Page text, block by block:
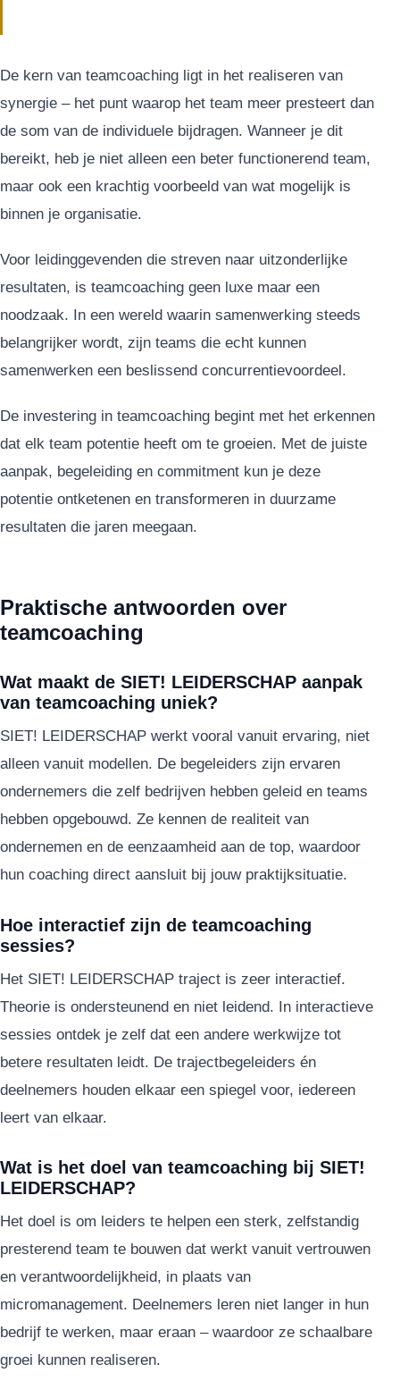
De kern van teamcoaching ligt in het realiseren van
synergie – het punt waarop het team meer presteert dan
de som van de individuele bijdragen. Wanneer je dit
bereikt, heb je niet alleen een beter functionerend team,
maar ook een krachtig voorbeeld van wat mogelijk is
binnen je organisatie.
Voor leidinggevenden die streven naar uitzonderlijke
resultaten, is teamcoaching geen luxe maar een
noodzaak. In een wereld waarin samenwerking steeds
belangrijker wordt, zijn teams die echt kunnen
samenwerken een beslissend concurrentievoordeel.
De investering in teamcoaching begint met het erkennen
dat elk team potentie heeft om te groeien. Met de juiste
aanpak, begeleiding en commitment kun je deze
potentie ontketenen en transformeren in duurzame
resultaten die jaren meegaan.
Praktische antwoorden over
teamcoaching
Wat maakt de SIET! LEIDERSCHAP aanpak
van teamcoaching uniek?
SIET! LEIDERSCHAP werkt vooral vanuit ervaring, niet
alleen vanuit modellen. De begeleiders zijn ervaren
ondernemers die zelf bedrijven hebben geleid en teams
hebben opgebouwd. Ze kennen de realiteit van
ondernemen en de eenzaamheid aan de top, waardoor
hun coaching direct aansluit bij jouw praktijksituatie.
Hoe interactief zijn de teamcoaching
sessies?
Het SIET! LEIDERSCHAP traject is zeer interactief.
Theorie is ondersteunend en niet leidend. In interactieve
sessies ontdek je zelf dat een andere werkwijze tot
betere resultaten leidt. De trajectbegeleiders én
deelnemers houden elkaar een spiegel voor, iedereen
leert van elkaar.
Wat is het doel van teamcoaching bij SIET!
LEIDERSCHAP?
Het doel is om leiders te helpen een sterk, zelfstandig
presterend team te bouwen dat werkt vanuit vertrouwen
en verantwoordelijkheid, in plaats van
micromanagement. Deelnemers leren niet langer in hun
bedrijf te werken, maar eraan – waardoor ze schaalbare
groei kunnen realiseren.